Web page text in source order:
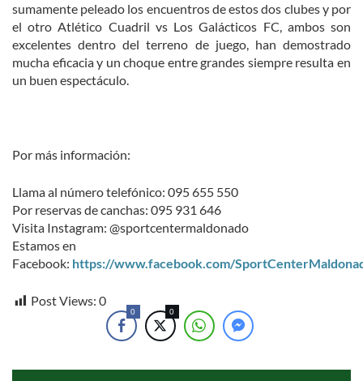
sumamente peleado los encuentros de estos dos clubes y por
el otro Atlético Cuadril vs Los Galácticos FC, ambos son
excelentes dentro del terreno de juego, han demostrado
mucha eficacia y un choque entre grandes siempre resulta en
un buen espectáculo.
Por más información:
Llama al número telefónico: 095 655 550
Por reservas de canchas: 095 931 646
Visita Instagram: @sportcentermaldonado
Estamos en
Facebook: https://www.facebook.com/
Post Views: 0
0 0